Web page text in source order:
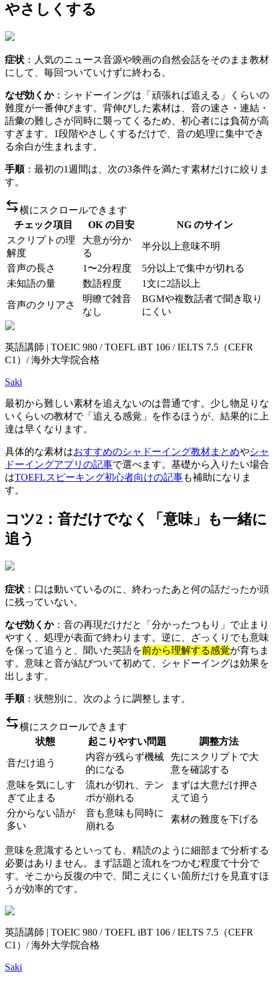
やさしくする
症状 ：人気のニュース音源や映画の自然会話をそのまま教材
にして、毎回ついていけずに終わる。
なぜ効くか：シャドーイングは「頑張れば追える」くらいの
難度が一番伸びます。背伸びした素材は、音の速さ・連結・
語彙の難しさが同時に襲ってくるため、初心者には負荷が高
すぎます。1段階やさしくするだけで、音の処理に集中でき
る余白が生まれます。
手順：最初の1週間は、次の3条件を満たす素材だけに絞りま
す。
横にスクロールできます
チェック項目
OK の目安
NG のサイン
スクリプトの理
解度
大意が分か
る
半分以上意味不明
音声の長さ 1〜2分程度
5分以上で集中が切れる
未知語の量
数語程度 1文に2語以上
音声のクリアさ
明瞭で雑音
なし
BGMや複数話者で聞き取り
にくい
英語講師 | TOEIC 980 / TOEFL iBT 106 / IELTS 7.5（CEFR
C1）/ 海外大学院合格
Saki
最初から難しい素材を追えないのは普通です。少し物足りな
いくらいの教材で「追える感覚」を作るほうが、結果的に上
達は早くなります。
具体的な素材はおすすめのシャドーイング教材まとめやシャ
ドーイングアプリの記事で選べます。基礎から入りたい場合
はTOEFLスピーキング初心者向けの記事も補助になりま
す。
コツ2：音だけでなく「意味」も一緒に
追う
症状 ：口は動いているのに、終わったあと何の話だったか頭
に残っていない。
なぜ効くか：音の再現だけだと「分かったつもり」で止まり
やすく、処理が表面で終わります。逆に、ざっくりでも意味
を保って追うと、聞いた英語を前から理解する感覚が育ちま
す。意味と音が結びついて初めて、シャドーイングは効果を
出します。
手順：状態別に、次のように調整します。
横にスクロールできます
状態
起こりやすい問題 調整方法
音だけ追う
内容が残らず機械
的になる
先にスクリプトで大
意を確認する
意味を気にしす
ぎて止まる
流れが切れ、テン
ポが崩れる
まずは大意だけ押さ
えて追う
分からない語が
多い
音も意味も同時に
崩れる
素材の難度を下げる
意味を意識するといっても、精読のように細部まで分析する
必要はありません。まず話題と流れをつかむ程度で十分で
す。そこから反復の中で、聞こえにくい箇所だけを見直すほ
うが効率的です。
英語講師 | TOEIC 980 / TOEFL iBT 106 / IELTS 7.5（CEFR
C1）/ 海外大学院合格
Saki